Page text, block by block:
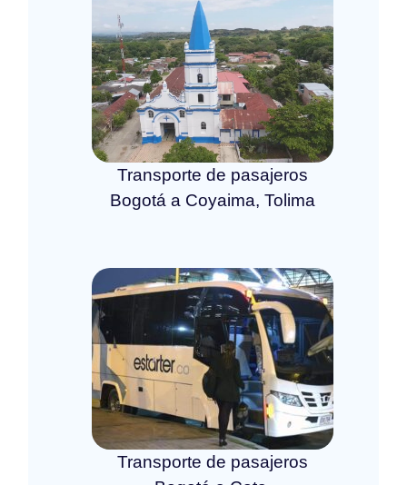
Transporte de pasajeros
Bogotá a Coyaima, Tolima
Transporte de pasajeros